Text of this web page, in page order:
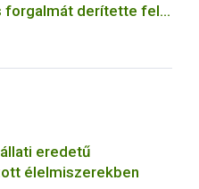
forgalmát derítette fel a
eredetű
élelmiszerekben